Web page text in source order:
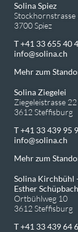
Solina Spiez
Stockhornstrasse
3700 Spiez
T +41 33 655 40
info
solina.ch
Mehr zum
Solina Ziegelei
Ziegeleistrasse 22
3612 Steffisburg
T +41 33 439 95
info
solina.ch
Mehr zum
Solina Kirchbühl
Esther Schüpbach
Ortbühlweg 10
3612 Steffisburg
T +41 33 439 64